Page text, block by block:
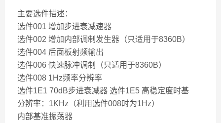
主要选件描述：
选件001 增加步进衰减速器
选件002 增加内部调制发生器（只适用于8360B）
选件004 后面板射频输出
选件006 快速脉冲调制（只适用于8360B）
选件008 1Hz频率分辨率
选件1E1 70dB步进衰减器 选件1E5 高稳定度时基
分辨率：1KHz（利用选件008时为1Hz）
内部基准振荡器